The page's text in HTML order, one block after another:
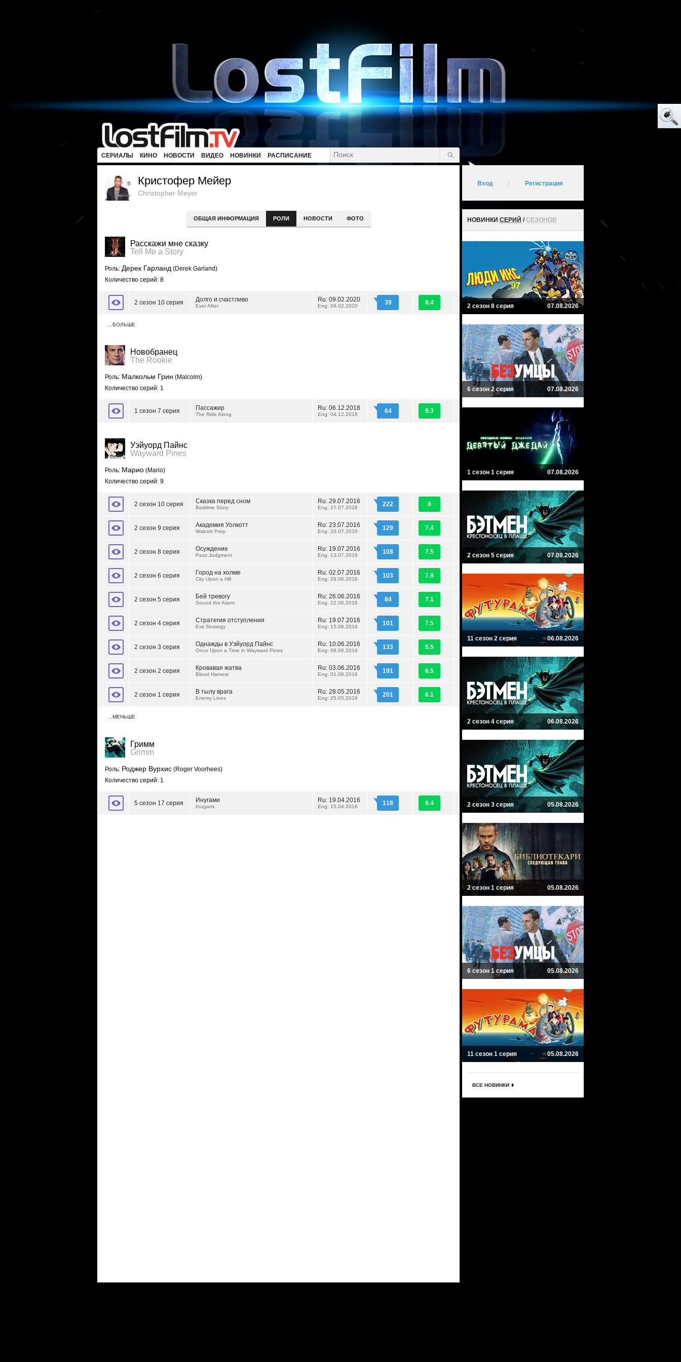
СЕРИАЛЫ КИНО НОВОСТИ ВИДЕО НОВИНКИ РАСПИСАНИЕ
Кристофер Мейер
Christopher Meyer
ОБЩАЯ ИНФОРМАЦИЯ РОЛИ НОВОСТИ ФОТО
Расскажи мне сказку
Tell Me a Story
Роль: Дерек Гарланд (Derek Garland)
Количество серий: 8
2 сезон 10 серия Долго и счастливо
Ever After
Ru: 09.02.2020
Eng: 06.02.2020 39 8.4
…БОЛЬШЕ
Новобранец
The Rookie
Роль: Малкольм Грин (Malcolm)
Количество серий: 1
1 сезон 7 серия Пассажир
The Ride Along
Ru: 06.12.2018
Eng: 04.12.2018 64 9.3
Уэйуорд Пайнс
Wayward Pines
Роль: Марио (Mario)
Количество серий: 9
2 сезон 10 серия Сказка перед сном
Bedtime Story
Ru: 29.07.2016
Eng: 27.07.2016 222 8
2 сезон 9 серия Академия Уолкотт
Walcott Prep
Ru: 23.07.2016
Eng: 20.07.2016 129 7.4
2 сезон 8 серия Осуждение
Pass Judgment
Ru: 19.07.2016
Eng: 13.07.2016 108 7.5
2 сезон 6 серия Город на холме
City Upon a Hill
Ru: 02.07.2016
Eng: 29.06.2016 103 7.9
2 сезон 5 серия Бей тревогу
Sound the Alarm
Ru: 26.06.2016
Eng: 22.06.2016 84 7.1
2 сезон 4 серия Стратегия отступления
Exit Strategy
Ru: 19.07.2016
Eng: 15.06.2016 101 7.5
2 сезон 3 серия Однажды в Уэйуорд Пайнс
Once Upon a Time in Wayward Pines
Ru: 10.06.2016
Eng: 08.06.2016 133 5.5
2 сезон 2 серия Кровавая жатва
Blood Harvest
Ru: 03.06.2016
Eng: 01.06.2016 191 6.5
2 сезон 1 серия В тылу врага
Enemy Lines
Ru: 28.05.2016
Eng: 25.05.2016 201 6.1
…МЕНЬШЕ
Гримм
Grimm
Роль: Роджер Вурхис (Roger Voorhees)
Количество серий: 1
5 сезон 17 серия Инугами
Inugami
Ru: 19.04.2016
Eng: 15.04.2016 118 9.4
Вход Регистрация
НОВИНКИ СЕРИЙ /СЕЗОНОВ
2 сезон 8 серия 07.08.2026
6 сезон 2 серия 07.08.2026
1 сезон 1 серия 07.08.2026
2 сезон 5 серия 07.08.2026
11 сезон 2 серия 06.08.2026
2 сезон 4 серия 06.08.2026
2 сезон 3 серия 05.08.2026
2 сезон 1 серия 05.08.2026
6 сезон 1 серия 05.08.2026
11 сезон 1 серия 05.08.2026
ВСЕ НОВИНКИ